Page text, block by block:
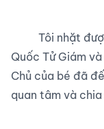
Quốc Tử Giám
Chủ của bé đã
quan tâm và